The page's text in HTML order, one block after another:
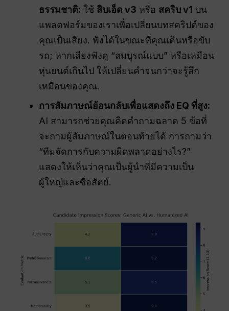
ธรรมชาติ: ใช้ สิบเอ็ด v3 หรือ สคริบ v1 บน
แพลตฟอร์มของเราเพื่อเปลี่ยนบทสคริปต์ของ
คุณเป็นเสียง. ฟังได้ในขณะที่คุณเดินหรือขับ
รถ; หากเสียงฟังดู “สมบูรณ์แบบ” หรือเหมือน
หุ่นยนต์เกินไป ให้เปลี่ยนคำจนกว่าจะรู้สึก
เหมือนของคุณ.
การสัมภาษณ์ย้อนกลับเพื่อแสดงถึง EQ ที่สูง:
AI สามารถช่วยคุณคิดคำถามฉลาด 5 ข้อที่
จะถามผู้สัมภาษณ์ในตอนท้ายได้ การถามว่า
“ทีมจัดการกับความผิดพลาดอย่างไร?”
แสดงให้เห็นว่าคุณเป็นผู้นำที่มีความเป็น
ผู้ใหญ่และซื่อสัตย์.